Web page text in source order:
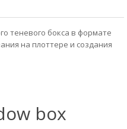
теневого бокса в формате
на плоттере и создания
box